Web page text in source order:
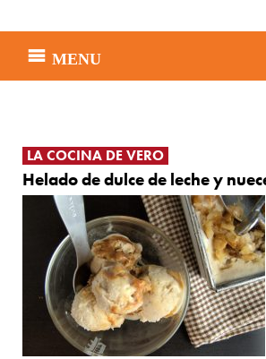
MENU
LA COCINA DE VERO
Helado de dulce de leche y